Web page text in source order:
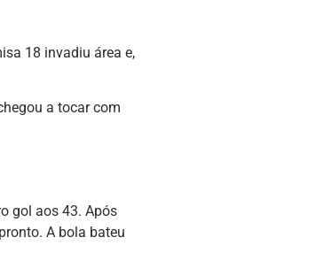
18 invadiu área e,
a tocar com
gol aos 43. Após
A bola bateu